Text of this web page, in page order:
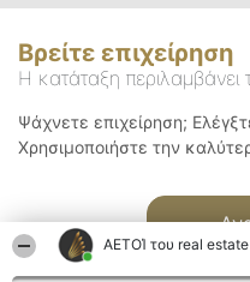
ΑΕΤΟΊ του real estate
Βρείτε επιχείρηση
Η κατάταξη
Ψάχνετε επιχείρηση;
Χρησιμοποιήστε την